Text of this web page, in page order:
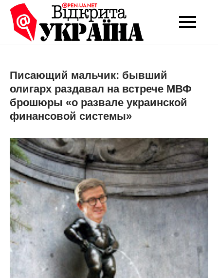
Перейти
вмісту
Open-UA
NET
Це ваше надійне
експертних думок
Писающий мальчик: бывший
олигарх раздавал на встрече МВФ
брошюры «о развале украинской
финансовой системы»